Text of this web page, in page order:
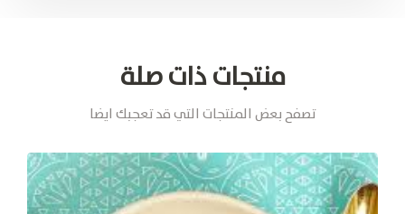
منتجات ذات صلة
تصفح بعض المنتجات التي قد تعجبك ايضا